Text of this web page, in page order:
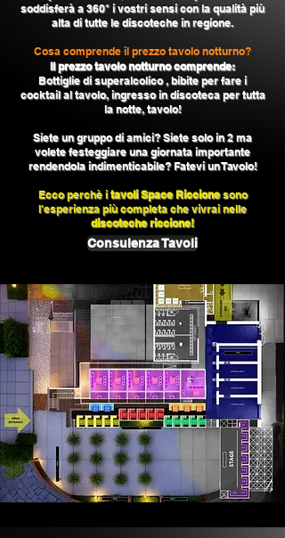
soddisferà a 360° i vostri sensi con la qualità più
alta di tutte le discoteche in regione.
Cosa comprende il prezzo tavolo notturno?
Il prezzo tavolo notturno comprende:
Bottiglie di superalcolico , bibite per fare i
cocktail al tavolo, ingresso in discoteca per tutta
la notte, tavolo!
Siete un gruppo di amici? Siete solo in 2 ma
volete festeggiare una giornata importante
rendendola indimenticabile? Fatevi un Tavolo!
Ecco perchè itavoli Space Riccionesono
l'esperienza più completa che vivrai nelle
discoteche riccione!
Consulenza Tavoli